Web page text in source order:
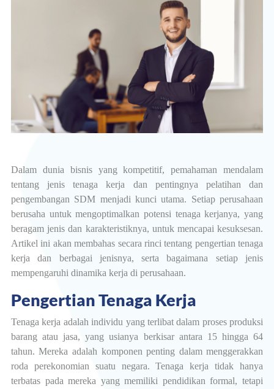
Dalam dunia bisnis yang kompetitif, pemahaman mendalam
tentang jenis tenaga kerja dan pentingnya pelatihan dan
pengembangan SDM menjadi kunci utama. Setiap perusahaan
berusaha untuk mengoptimalkan potensi tenaga kerjanya, yang
beragam jenis dan karakteristiknya, untuk mencapai kesuksesan.
Artikel ini akan membahas secara rinci tentang pengertian tenaga
kerja dan berbagai jenisnya, serta bagaimana setiap jenis
mempengaruhi dinamika kerja di perusahaan.
Pengertian Tenaga Kerja
Tenaga kerja adalah individu yang terlibat dalam proses produksi
barang atau jasa, yang usianya berkisar antara 15 hingga 64
tahun. Mereka adalah komponen penting dalam menggerakkan
roda perekonomian suatu negara. Tenaga kerja tidak hanya
terbatas pada mereka yang memiliki pendidikan formal, tetapi